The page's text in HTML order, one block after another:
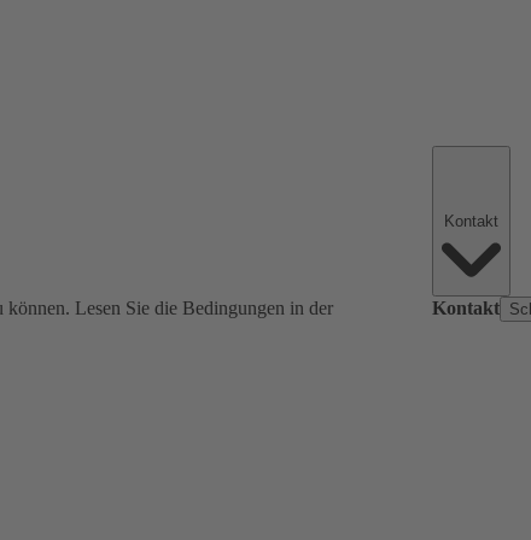
Lesen Sie die Bedingungen in der
Kontakt